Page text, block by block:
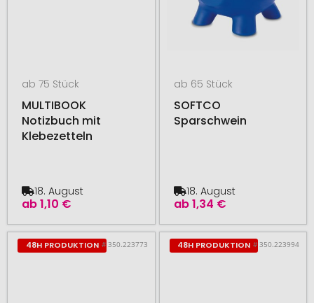
ab 75 Stück
MULTIBOOK
Notizbuch mit
Klebezetteln
ab1,10 €
18. August
ab 65 Stück
SOFTCO
Sparschwein
ab1,34 €
18. August
48H PRODUKTION # 350.223773 48H PRODUKTION # 350.223994